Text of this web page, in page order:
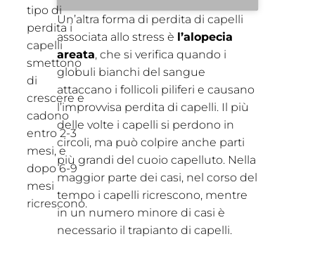
tipo di
perdita i
capelli
smettono
di
crescere e
cadono
entro 2-3
mesi, e
dopo 6-9
mesi
ricrescono.
Un’altra forma di perdita di capelli
associata allo stress è l’alopecia
areata, che si verifica quando i
globuli bianchi del sangue
attaccano i follicoli piliferi e causano
l’improvvisa perdita di capelli. Il più
delle volte i capelli si perdono in
circoli, ma può colpire anche parti
più grandi del cuoio capelluto. Nella
maggior parte dei casi, nel corso del
tempo i capelli ricrescono, mentre
in un numero minore di casi è
necessario il trapianto di capelli.